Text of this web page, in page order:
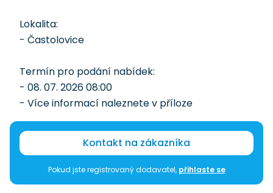
Lokalita:
- Častolovice
Termín pro podání nabídek:
- 08. 07. 2026 08:00
- Více informací naleznete v příloze
Kontakt na zákazníka
Pokud jste registrovaný dodavatel, přihlaste se